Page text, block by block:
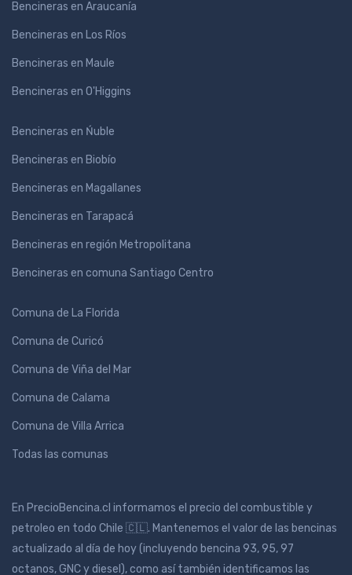
Bencineras en Araucanía
Bencineras en Los Ríos
Bencineras en Maule
Bencineras en O'Higgins
Bencineras en Ńuble
Bencineras en Biobío
Bencineras en Magallanes
Bencineras en Tarapacá
Bencineras en región Metropolitana
Bencineras en comuna Santiago Centro
Comuna de La Florida
Comuna de Curicó
Comuna de Viña del Mar
Comuna de Calama
Comuna de Villa Arrica
Todas las comunas
En PrecioBencina.cl informamos el precio del combustible y
petroleo en todo Chile 🇨🇱. Mantenemos el valor de las bencinas
actualizado al día de hoy (incluyendo bencina 93, 95, 97
octanos, GNC y diesel), como así también identificamos las